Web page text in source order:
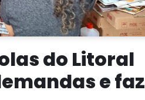
do Litoral
e faz